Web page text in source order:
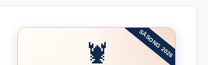
SÄSONG 2026
🦞